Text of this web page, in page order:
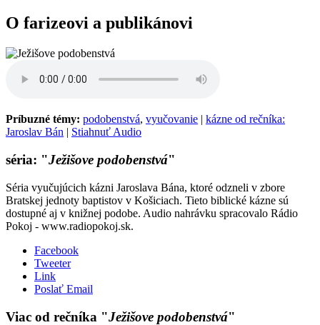
O farizeovi a publikánovi
Príbuzné témy: podobenstvá, vyučovanie | kázne od rečníka:
Jaroslav Bán | Stiahnuť Audio
séria: "Ježišove podobenstvá"
Séria vyučujúcich kázni Jaroslava Bána, ktoré odzneli v zbore
Bratskej jednoty baptistov v Košiciach. Tieto biblické kázne sú
dostupné aj v knižnej podobe. Audio nahrávku spracovalo Rádio
Pokoj - www.radiopokoj.sk.
Facebook
Tweeter
Link
Poslať Email
Viac od rečníka "Ježišove podobenstvá"